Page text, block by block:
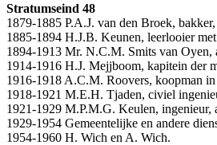
Stratumseind 48
1879-1885 P.A.J. van den Broek,
1885-1894 H.J.B. Keunen, leerlooier
1894-1913 Mr. N.C.M. Smits van Oyen,
1914-1916 H.J. Mejjboom, kapitein der
1916-1918 A.C.M. Roovers, koopman in
1918-1921 M.E.H. Tjaden, civiel
1921-1929 M.P.M.G. Keulen, ingenieur,
1929-1954 Gemeentelijke en andere
1954-1960 H. Wich en A. Wich.